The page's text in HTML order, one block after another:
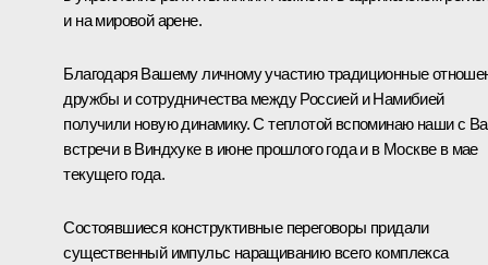
и на мировой арене.
Благодаря Вашему личному участию традиционные
дружбы и сотрудничества между Россией и Намибией
получили новую динамику. С теплотой вспоминаю наши с
встречи вВиндхукев июне прошлого года и в Москвев мае
текущего года.
Состоявшиеся конструктивные переговоры придали
существенный импульс наращиванию всего комплекса